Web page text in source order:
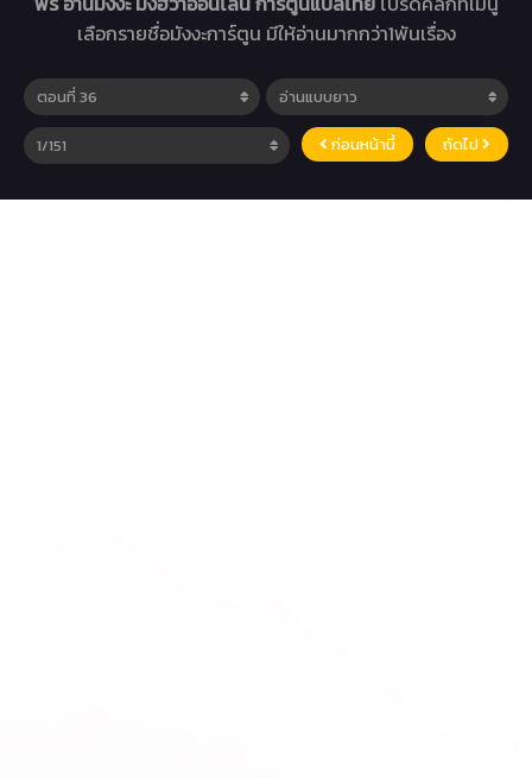
เลือกรายชื่อมังงะการ์ตูน มีให้อ่านมากกว่า1พันเรื่อง
ก่อนหน้านี้ ถัดไป